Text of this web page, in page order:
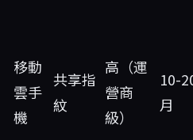
移動
雲手
機
共享指
紋
高（運
營商
級）
10-
月